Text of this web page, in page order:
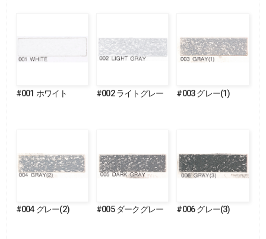
#001 ホワイト #002 ライトグレー #003 グレー(1)
#004 グレー(2) #005 ダークグレー #006 グレー(3)